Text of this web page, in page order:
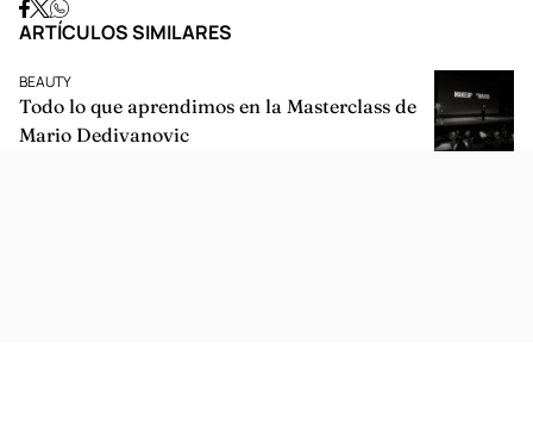
ARTÍCULOS SIMILARES
BEAUTY
Todo lo que aprendimos en la Masterclass de
Mario Dedivanovic